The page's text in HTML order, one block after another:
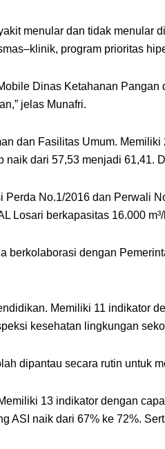
menular dan tidak menular
program prioritas
Dinas Ketahanan
jelas Munafri.
dan Fasilitas Umum.
naik dari 57,53 menjadi 61,41.
Perda No.1/2016 dan Perwali
Losari berkapasitas 16.000
berkolaborasi dengan
Memiliki 11 indikator
kesehatan lingkungan
dipantau secara rutin untuk
13 indikator dengan
ASI naik dari 67% ke 72%.